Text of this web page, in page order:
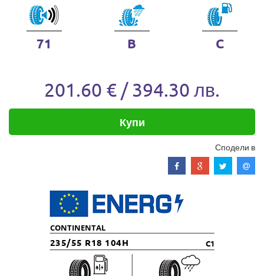
71 B C
201.60 € / 394.30 лв.
Купи
Сподели в
CONTINENTAL
235/55 R18 104H C1